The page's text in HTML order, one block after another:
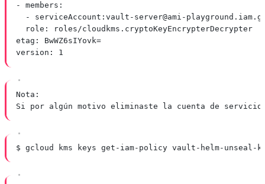
- members:
- serviceAccount: vault-server@ami-
role: roles/cloudkms.cryptoKeyEncrypterDecrypter
etag: BwWZ6sIYovk=
version: 1
Nota:
Si por algún motivo eliminaste la cuenta de
$ gcloud kms keys get-iam-policy vault-helm-